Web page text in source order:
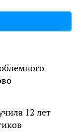
12 лет